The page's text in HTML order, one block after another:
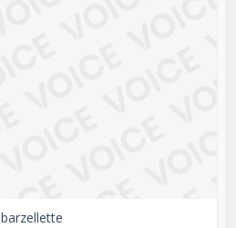
barzellette